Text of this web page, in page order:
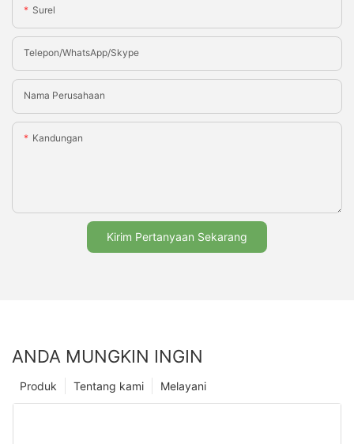
Surel
Telepon/WhatsApp/Skype
Nama Perusahaan
Kandungan
Kirim Pertanyaan Sekarang
ANDA MUNGKIN INGIN
Melayani
Tentang kami
Produk